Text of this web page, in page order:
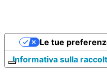
Informativa sulla
Le tue